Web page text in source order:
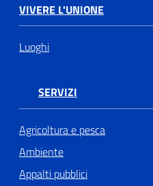
VIVERE L'UNIONE
Luoghi
SERVIZI
Agricoltura e pesca
Ambiente
Appalti pubblici